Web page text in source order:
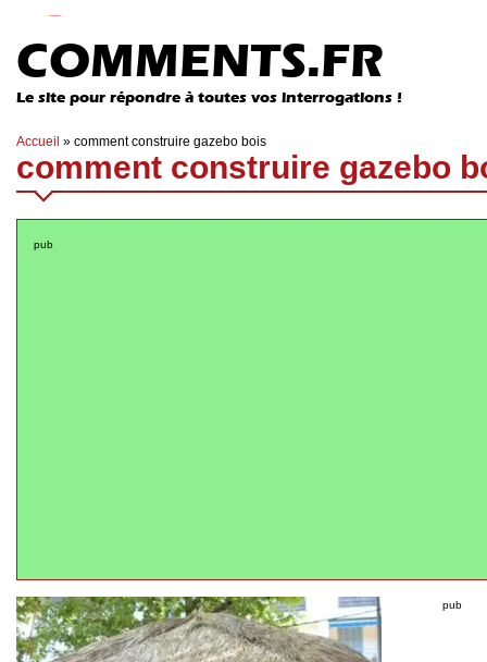
COMMENTS.FR
Le site pour répondre à toutes vos interrogations !
Accueil » comment construire gazebo bois
comment construire gazebo
pub
pub